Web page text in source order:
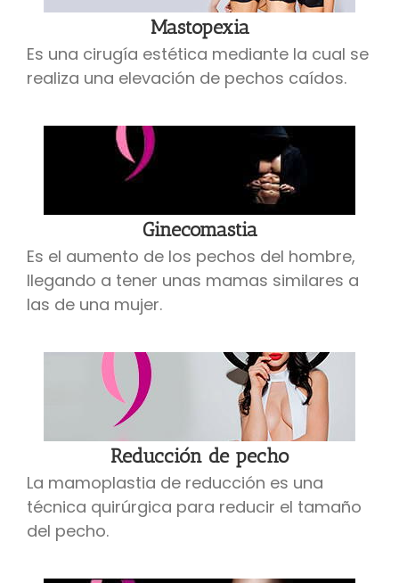
Mastopexia
Es una cirugía estética mediante la cual se
realiza una elevación de pechos caídos.
Ginecomastia
Es el aumento de los pechos del hombre,
llegando a tener unas mamas similares a
las de una mujer.
Reducción de pecho
La mamoplastia de reducción es una
técnica quirúrgica para reducir el tamaño
del pecho.